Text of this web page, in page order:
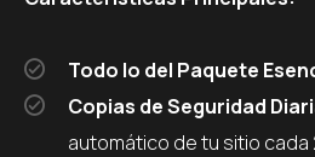
Todo lo del Paquete
Copias de Seguridad
automático de tu sitio cada